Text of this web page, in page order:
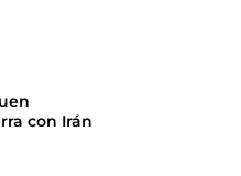
con Irán